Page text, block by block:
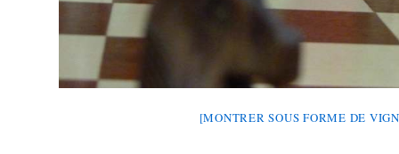
[MONTRER SOUS FORME DE